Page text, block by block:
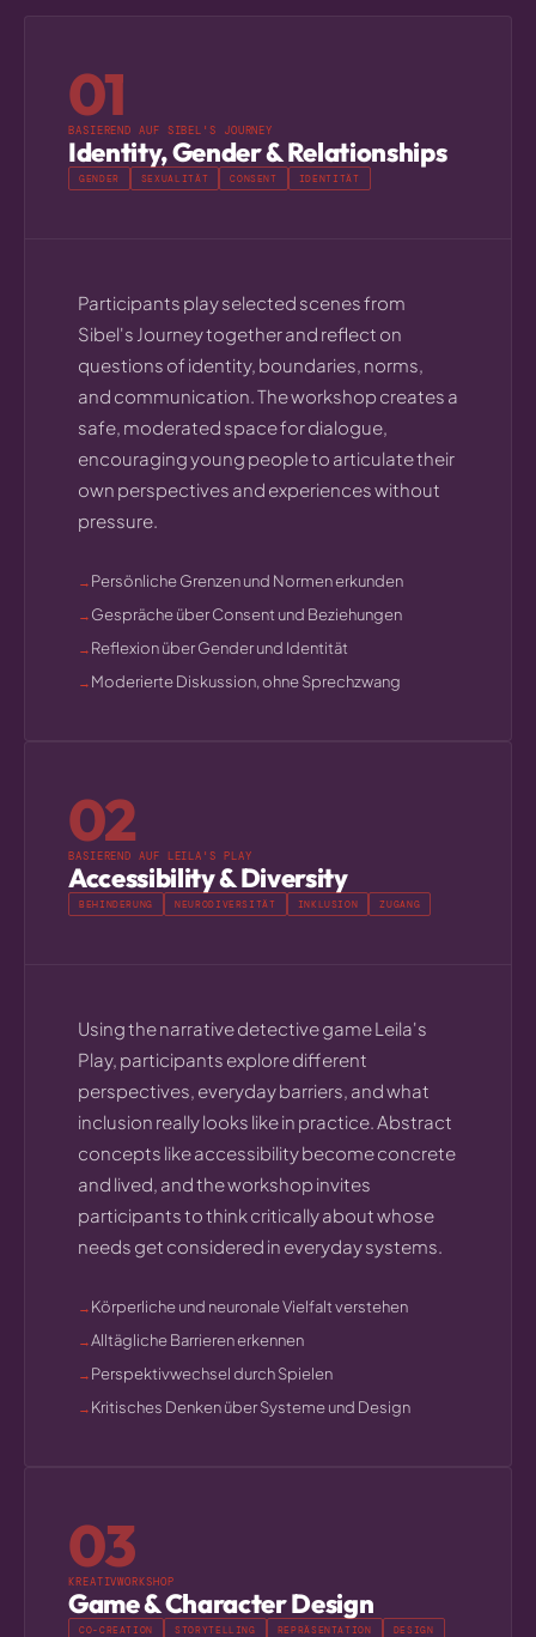
01
BASIEREND AUF SIBEL'S JOURNEY
Identity, Gender & Relationships
GENDER SEXUALITÄT CONSENT IDENTITÄT
Participants play selected scenes from
Sibel's Journey together and reflect on
questions of identity, boundaries, norms,
and communication. The workshop creates a
safe, moderated space for dialogue,
encouraging young people to articulate their
own perspectives and experiences without
pressure.
Persönliche Grenzen und Normen erkunden
Gespräche über Consent und Beziehungen
Reflexion über Gender und Identität
Moderierte Diskussion, ohne Sprechzwang
02
BASIEREND AUF LEILA'S PLAY
Accessibility & Diversity
BEHINDERUNG NEURODIVERSITÄT INKLUSION ZUGANG
Using the narrative detective game Leila's
Play, participants explore different
perspectives, everyday barriers, and what
inclusion really looks like in practice. Abstract
concepts like accessibility become concrete
and lived, and the workshop invites
participants to think critically about whose
needs get considered in everyday systems.
Körperliche und neuronale Vielfalt verstehen
Alltägliche Barrieren erkennen
Perspektivwechsel durch Spielen
Kritisches Denken über Systeme und Design
03
KREATIVWORKSHOP
Game & Character Design
CO-CREATION STORYTELLING REPRÄSENTATION DESIGN